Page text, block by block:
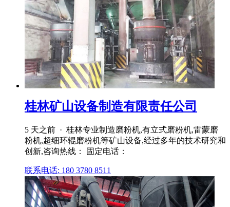
桂林矿山设备制造有限责任公司
5 天之前 · 桂林专业制造磨粉机,有立式磨粉机,雷蒙磨
粉机,超细环辊磨粉机等矿山设备,经过多年的技术研究和
创新,咨询热线： 固定电话：
联系电话: 180 3780 8511